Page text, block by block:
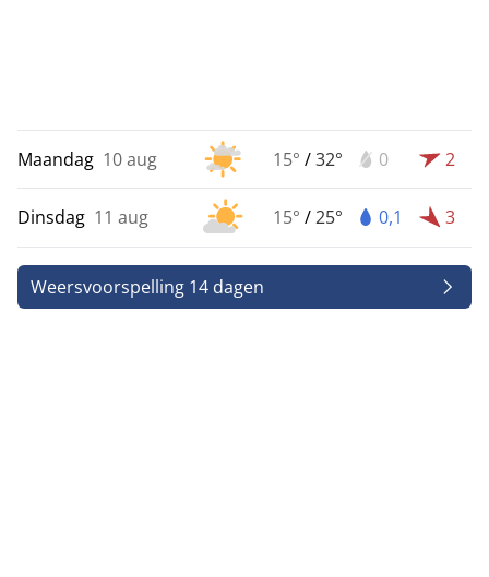
Maandag 10 aug 15° /32° 0 2
Dinsdag 11 aug 15° /25° 0,1 3
Weersvoorspelling 14 dagen